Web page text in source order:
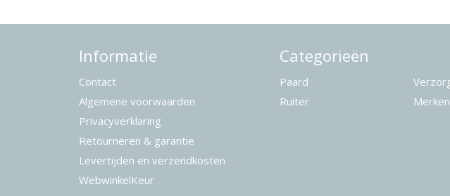
Informatie
Contact
Algemene voorwaarden
Privacyverklaring
Retourneren & garantie
Levertijden en verzendkosten
WebwinkelKeur
Categorieën
Paard
Ruiter
Merken